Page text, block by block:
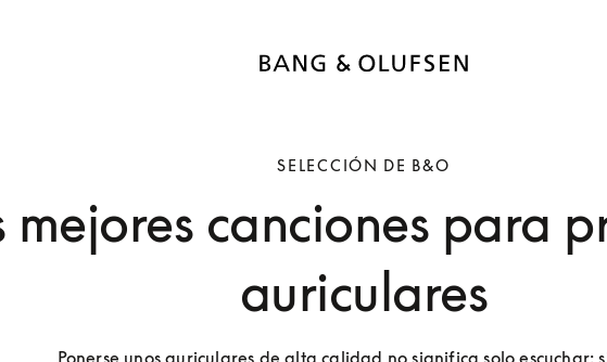
SELECCIÓN DE B&O
mejores canciones para
auriculares